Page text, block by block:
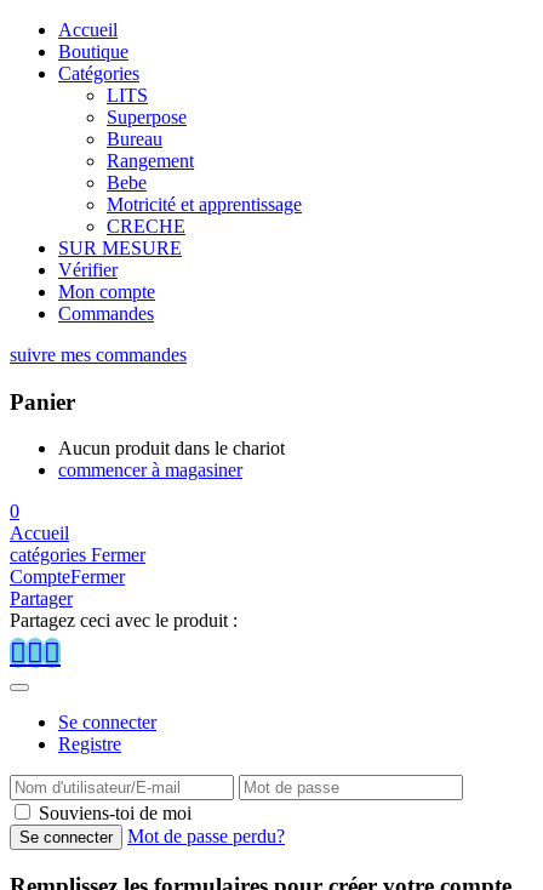
Accueil
Boutique
Catégories
LITS
Superpose
Bureau
Rangement
Bebe
Motricité et apprentissage
CRECHE
SUR MESURE
Vérifier
Mon compte
Commandes
suivre mes commandes
Panier
Aucun produit dans le chariot
commencer à magasiner
0
Accueil
catégories Fermer
CompteFermer
Partager
Partagez ceci avec le produit :
Se connecter
Registre
Souviens-toi de moi
Mot de passe perdu?